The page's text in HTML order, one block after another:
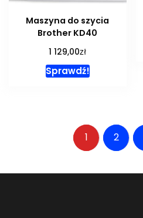
Maszyna do szycia
Brother KD40
1 129,00zł
Sprawdź!
1 2